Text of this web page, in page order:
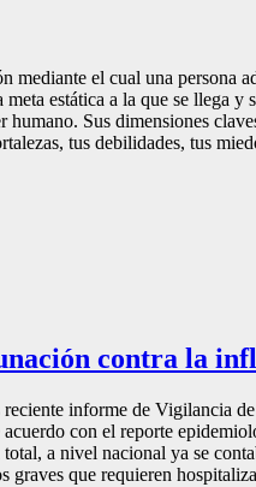
el cual una persona
estática a la que se llega
Sus dimensiones
tus debilidades, tus
contra la
informe de Vigilancia
con el reporte
a nivel nacional ya se
graves que requieren